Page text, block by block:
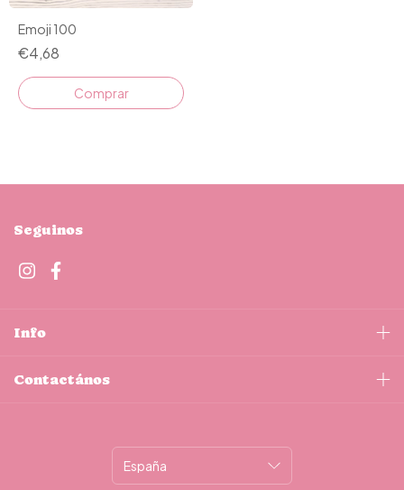
Emoji 100
€4,68
Comprar
Seguinos
Info
Contactános